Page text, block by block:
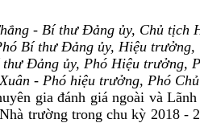
- Bí thư Đảng ủy, Chủ tịch
Bí thư Đảng ủy, Hiệu
Đảng ủy, Phó Hiệu trưởng,
- Phó hiệu trưởng, Phó
đánh giá ngoài và Lãnh
trường trong chu kỳ 2018 -